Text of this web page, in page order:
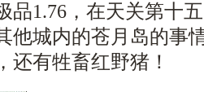
品1.76，在天关第十
他城内的苍月岛的事
还有牲畜红野猪！